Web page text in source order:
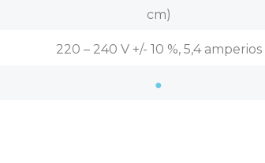
cm)
220 – 240 V +/- 10 %, 5,4 amperios
●